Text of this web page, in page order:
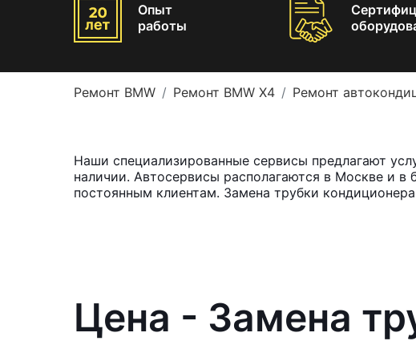
Опыт
работы
Ремонт BMW Ремонт BMW X4 Ремонт
Наши специализированные сервисы предлагают
наличии. Автосервисы располагаются в Москве и
постоянным клиентам. Замена трубки
Цена - Замена